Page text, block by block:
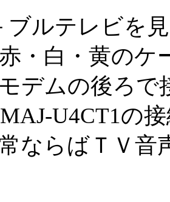
ルテレビを
・白・黄の
デムの後ろで
U4CT1の
らばＴＶ音